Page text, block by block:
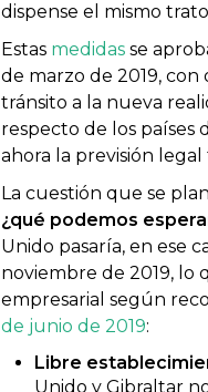
dispense el mismo
Estas medidas se
de marzo de 2019, con
tránsito a la nueva
respecto de los países
ahora la previsión
La cuestión que se
¿qué podemos
Unido pasaría, en ese
noviembre de 2019, lo
empresarial según
de junio de 2019:
Libre
Unido y Gibraltar